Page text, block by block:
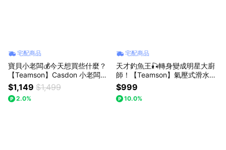
宅配商品
寶貝小老闆💰今天想買些什麼？
【Teamson】Casdon 小老闆歡
樂超市收銀機 (DIS-00003) 兒
童玩具 收銀遊戲 寓教於樂 角色
扮演 生日禮物 禮物推薦
$1,149 $1,499
2.0%
宅配商品
天才釣魚王🎣轉身變成明星大廚
師！【Teamson】氣壓式滑水軌
道釣魚家家酒組 - 繽紛藍豪華版
兒童玩具 扮家家酒 角色扮演 寓
教於樂 生日禮物 禮物推薦
$999
10.0%